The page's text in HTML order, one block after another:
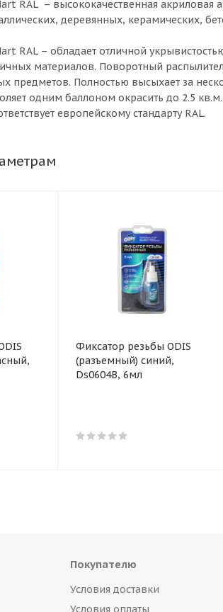
RAL – высококачественная акриловая
деревянных, керамических,
RAL – обладает отличной
материалов. Поворотный
предметов. Полностью высыхает за
одним баллоном окрасить до 2.5
европейскому стандарту RAL.
Фиксатор резьбы ODIS
(разъемный) синий,
Ds0604B, 6мл
Покупателю
Условия доставки
Условия оплаты